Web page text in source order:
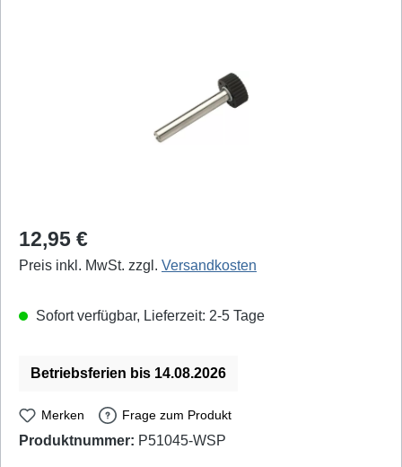
Regulärer Preis:
12,95 €
Preis inkl. MwSt. zzgl. Versandkosten
Sofort verfügbar, Lieferzeit: 2-5 Tage
Betriebsferien bis 14.08.2026
Merken Frage zum Produkt
Produktnummer: P51045-WSP